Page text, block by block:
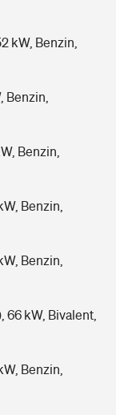
kW, Benzin,
Benzin,
Benzin,
Benzin,
Benzin,
66 kW, Bivalent,
Benzin,